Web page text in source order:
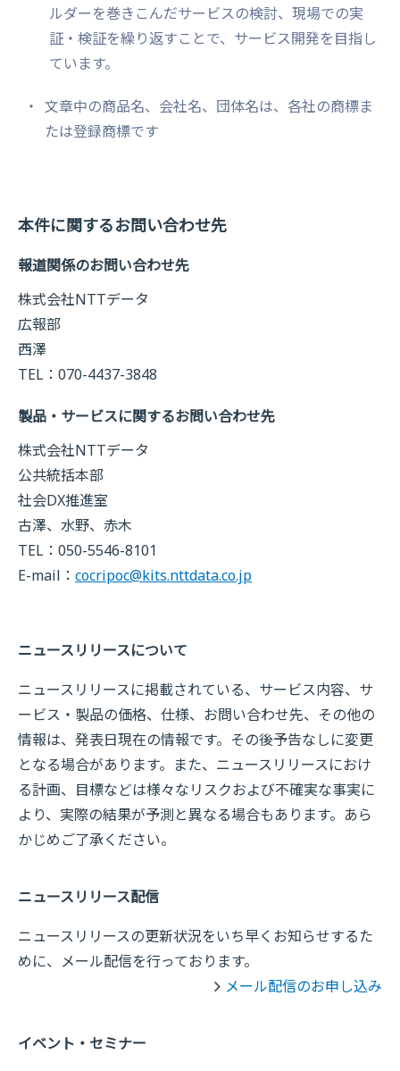
ルダーを巻きこんだサービスの検討、現場での実
証・検証を繰り返すことで、サービス開発を目指し
ています。
文章中の商品名、会社名、団体名は、各社の商標ま
たは登録商標です
本件に関するお問い合わせ先
報道関係のお問い合わせ先
株式会社NTTデータ
広報部
西澤
TEL：070-4437-3848
製品・サービスに関するお問い合わせ先
株式会社NTTデータ
公共統括本部
社会DX推進室
古澤、水野、赤木
TEL：050-5546-8101
E-mail： cocripoc@kits.nttdata.co.jp
ニュースリリースについて
ニュースリリースに掲載されている、サービス内容、サ
ービス・製品の価格、仕様、お問い合わせ先、その他の
情報は、発表日現在の情報です。その後予告なしに変更
となる場合があります。また、ニュースリリースにおけ
る計画、目標などは様々なリスクおよび不確実な事実に
より、実際の結果が予測と異なる場合もあります。あら
かじめご了承ください。
ニュースリリース配信
ニュースリリースの更新状況をいち早くお知らせするた
めに、メール配信を行っております。
メール配信のお申し込み
イベント・セミナー